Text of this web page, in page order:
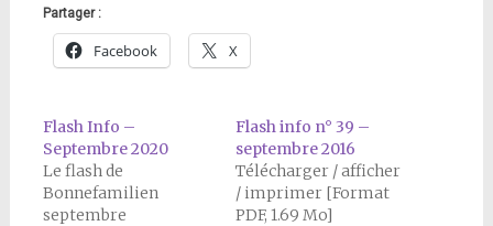
Partager :
Facebook X
Flash Info –
Septembre 2020
Le flash de
Bonnefamilien
septembre
Flash info n° 39 –
septembre 2016
Télécharger / afficher
/ imprimer [Format
PDF, 1.69 Mo]